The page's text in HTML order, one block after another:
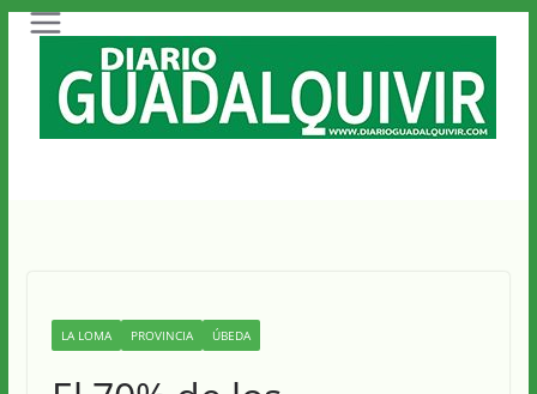
Saltar
contenido
LA LOMA PROVINCIA ÚBEDA